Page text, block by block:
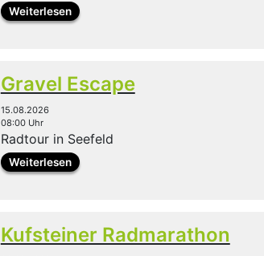
Weiterlesen
Gravel Escape
15.08.2026
08:00 Uhr
Radtour in Seefeld
Weiterlesen
Kufsteiner Radmarathon